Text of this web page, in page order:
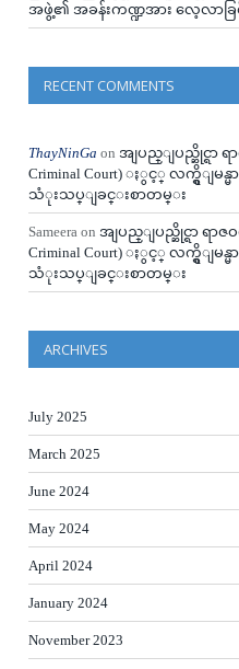
အဖွဲ့၏ အခန်းကဏ္ဍအား လေ့လာခြ
RECENT COMMENTS
ThayNinGa on အျပည္ျပည္ဆိုင္ရာ ရ
Criminal Court) ႏွင့္ လက္ရွိျ
သံုးသပ္ျခင္းစာတမ္း
Sameera on အျပည္ျပည္ဆိုင္ရာ ရာဇ
Criminal Court) ႏွင့္ လက္ရွိျ
သံုးသပ္ျခင္းစာတမ္း
ARCHIVES
July 2025
March 2025
June 2024
May 2024
April 2024
January 2024
November 2023